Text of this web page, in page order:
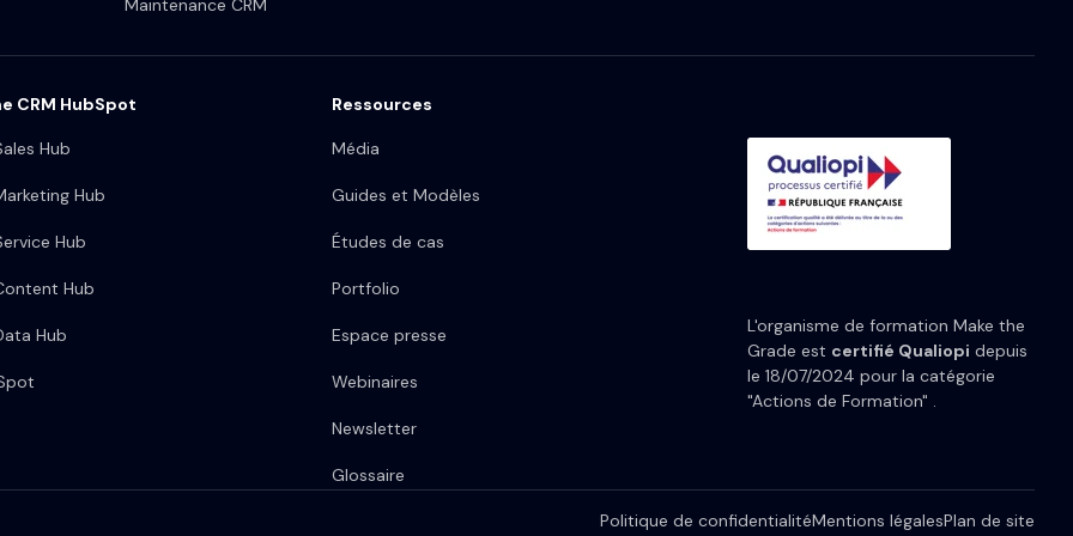
Maintenance CRM
CRM HubSpot
Hub
Hub
Hub
Hub
Hub
Ressources
Média
Guides et Modèles
Études de cas
Portfolio
Espace presse
Webinaires
Newsletter
Glossaire
L'organisme de formation Make the
Grade est certifié Qualiopi depuis
le 18/07/2024 pour la catégorie
"Actions de Formation" .
Politique de confidentialitéMentions légalesPlan de site